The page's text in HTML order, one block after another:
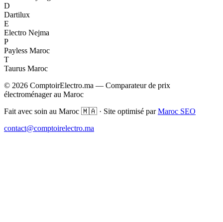
D
Dartilux
E
Electro Nejma
P
Payless Maroc
T
Taurus Maroc
© 2026 ComptoirElectro.ma — Comparateur de prix
électroménager au Maroc
Fait avec soin au Maroc 🇲🇦 · Site optimisé parMaroc SEO
contact@comptoirelectro.ma